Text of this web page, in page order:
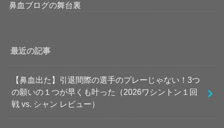
鼻血ブログの舞台裏
最近の記事
【鼻血出た】引退間際の選手のプレーじゃない！3つ
の願いの１つが早くも叶った（2026ワシントン１回
戦 vs. シャン レビュー）